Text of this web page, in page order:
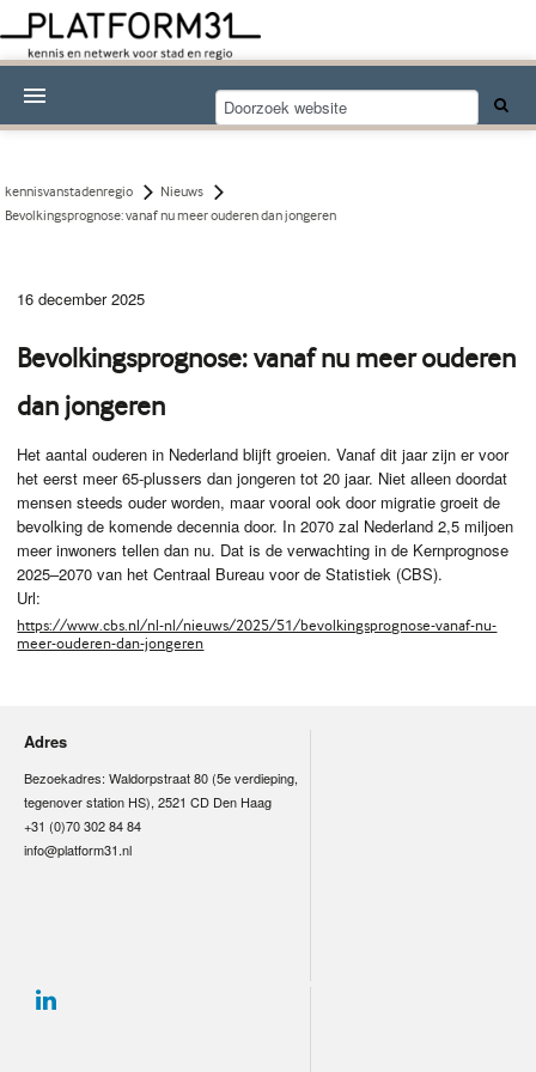
Kennisdossiers
Abonneren
kennisvanstadenregio
Nieuws
Bevolkingsprognose: vanaf nu meer ouderen dan jongeren
16 december 2025
Bevolkingsprognose: vanaf nu meer ouderen
dan jongeren
Het aantal ouderen in Nederland blijft groeien. Vanaf dit jaar zijn er voor
het eerst meer 65-plussers dan jongeren tot 20 jaar. Niet alleen doordat
mensen steeds ouder worden, maar vooral ook door migratie groeit de
bevolking de komende decennia door. In 2070 zal Nederland 2,5 miljoen
meer inwoners tellen dan nu. Dat is de verwachting in de Kernprognose
2025–2070 van het Centraal Bureau voor de Statistiek (CBS).
Url:
https://www.cbs.nl/nl-nl/nieuws/2025/51/bevolkingsprognose-vanaf-nu-
meer-ouderen-dan-jongeren
Adres
Bezoekadres: Waldorpstraat 80 (5e verdieping,
tegenover station HS), 2521 CD Den Haag
+31 (0)70 302 84 84
info@platform31.nl